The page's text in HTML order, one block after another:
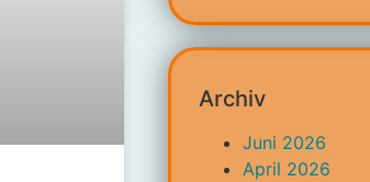
Archiv
Juni 2026
April 2026